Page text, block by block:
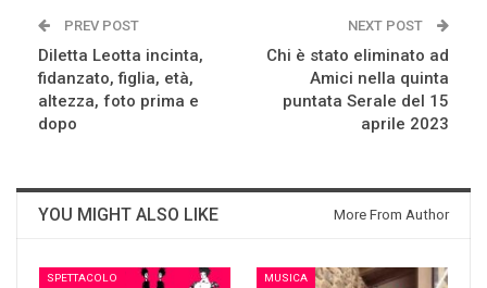
PREV POST
Diletta Leotta incinta,
fidanzato, figlia, età,
altezza, foto prima e
dopo
NEXT POST
Chi è stato eliminato ad
Amici nella quinta
puntata Serale del 15
aprile 2023
YOU MIGHT ALSO LIKE More From Author
SPETTACOLO MUSICA